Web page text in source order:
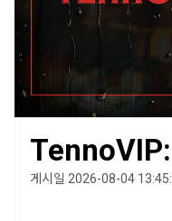
게시일 2026-08-04